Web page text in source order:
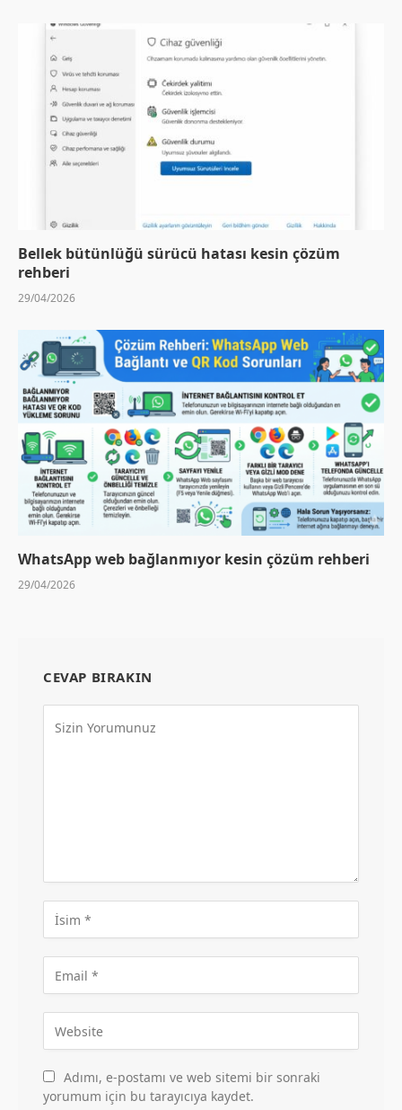
Bellek bütünlüğü sürücü hatası kesin çözüm
rehberi
29/04/2026
WhatsApp web bağlanmıyor kesin çözüm rehberi
29/04/2026
CEVAP BIRAKIN
Adımı, e-postamı ve web sitemi bir sonraki
yorumum için bu tarayıcıya kaydet.